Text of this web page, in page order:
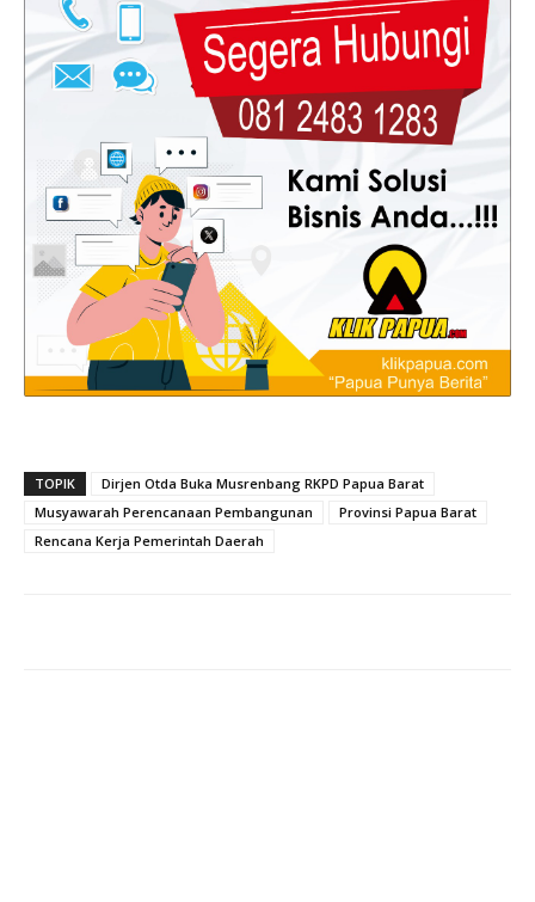
TOPIK
Dirjen Otda Buka Musrenbang RKPD Papua Barat
Musyawarah Perencanaan Pembangunan
Provinsi Papua Barat
Rencana Kerja Pemerintah Daerah